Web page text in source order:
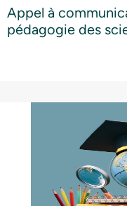
Appel à
pédagogie des